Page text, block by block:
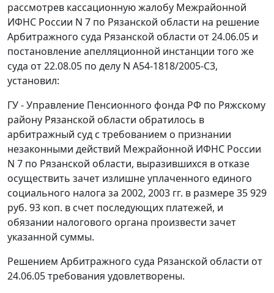
рассмотрев кассационную жалобу Межрайонной
ИФНС России N 7 по Рязанской области на решение
Арбитражного суда Рязанской области от 24.06.05 и
постановление апелляционной инстанции того же
суда от 22.08.05 по делу N А54-1818/2005-С3,
установил:
ГУ - Управление Пенсионного фонда РФ по Ряжскому
району Рязанской области обратилось в
арбитражный суд с требованием о признании
незаконными действий Межрайонной ИФНС России
N 7 по Рязанской области, выразившихся в отказе
осуществить зачет излишне уплаченного единого
социального налога за 2002, 2003 гг. в размере 35 929
руб. 93 коп. в счет последующих платежей, и
обязании налогового органа произвести зачет
указанной суммы.
Решением Арбитражного суда Рязанской области от
24.06.05 требования удовлетворены.